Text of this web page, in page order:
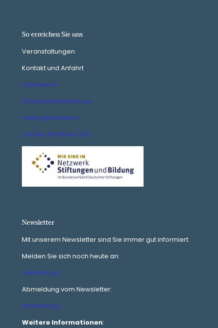
So erreichen Sie uns
Veranstaltungen
Kontakt und Anfahrt
Impressum
Datenschutzerklärung
Haftungshinweise
Cookie-Richtlinie (EU)
Newsletter
Mit unserem Newsletter sind Sie immer gut informiert.
Melden Sie sich noch heute an:
Anmeldung
Abmeldung vom Newsletter:
Abmeldung
Weitere Informationen: